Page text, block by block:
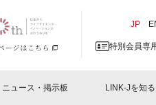
JP
特別会員専
ニュース・掲示板 LINK-Jを知る